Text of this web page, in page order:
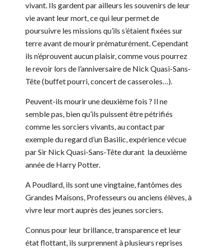
vivant. Ils gardent par ailleurs les souvenirs de leur
vie avant leur mort, ce qui leur permet de
poursuivre les missions qu’ils s’étaient fixées sur
terre avant de mourir prématurément. Cependant
ils n’éprouvent aucun plaisir, comme vous pourrez
le revoir lors de l’anniversaire de Nick Quasi-Sans-
Tête (buffet pourri, concert de casseroles…).
Peuvent-ils mourir une deuxième fois ? Il ne
semble pas, bien qu’ils puissent être pétrifiés
comme les sorciers vivants, au contact par
exemple du regard d’un Basilic, expérience vécue
par Sir Nick Quasi-Sans-Tête durant la deuxième
année de Harry Potter.
A Poudlard, ils sont une vingtaine, fantômes des
Grandes Maisons, Professeurs ou anciens élèves, à
vivre leur mort auprès des jeunes sorciers.
Connus pour leur brillance, transparence et leur
état flottant, ils surprennent à plusieurs reprises